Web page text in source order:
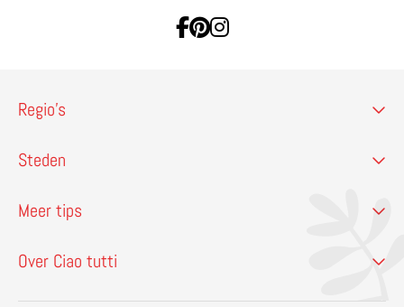
Ga naar Facebook
Ga naar Pinterest
Ga naar Instagram
Regio’s
Steden
Meer tips
Over Ciao tutti